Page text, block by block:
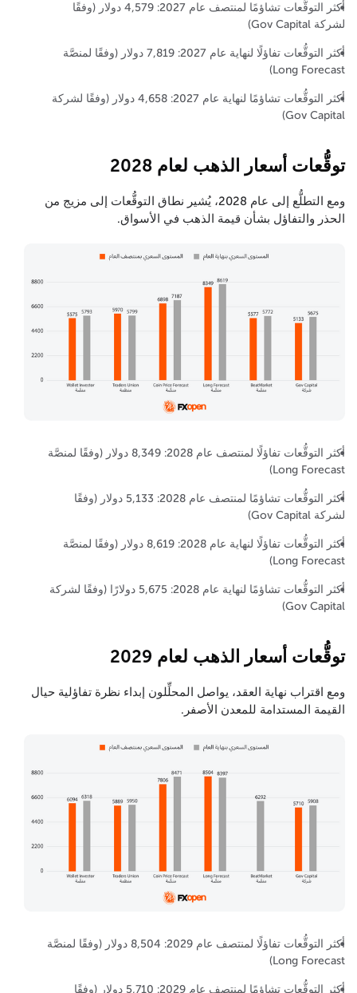
أكثر التوقُّعات تشاؤمًا لمنتصف عام 2027: 4,579 دولار (وفقًا
لشركة Gov Capital)
أكثر التوقُّعات تفاؤلًا لنهاية عام 2027: 7,819 دولار (وفقًا لمنصَّة
Long Forecast)
أكثر التوقُّعات تشاؤمًا لنهاية عام 2027: 4,658 دولار (وفقًا لشركة
Gov Capital)
توقُّعات أسعار الذهب لعام 2028
ومع التطلُّع إلى عام 2028، يُشير نطاق التوقُّعات إلى مزيج من
الحذر والتفاؤل بشأن قيمة الذهب في الأسواق.
أكثر التوقُّعات تفاؤلًا لمنتصف عام 2028: 8,349 دولار (وفقًا لمنصَّة
Long Forecast)
أكثر التوقُّعات تشاؤمًا لمنتصف عام 2028: 5,133 دولار (وفقًا
لشركة Gov Capital)
أكثر التوقُّعات تفاؤلًا لنهاية عام 2028: 8,619 دولار (وفقًا لمنصَّة
Long Forecast)
أكثر التوقُّعات تشاؤمًا لنهاية عام 2028: 5,675 دولارًا (وفقًا لشركة
Gov Capital)
توقُّعات أسعار الذهب لعام 2029
ومع اقتراب نهاية العقد، يواصل المحلِّلون إبداء نظرة تفاؤلية حيال
القيمة المستدامة للمعدن الأصفر.
أكثر التوقُّعات تفاؤلًا لمنتصف عام 2029: 8,504 دولار (وفقًا لمنصَّة
Long Forecast)
أكثر التوقُّعات تشاؤمًا لمنتصف عام 2029: 5,710 دولار (وفقًا